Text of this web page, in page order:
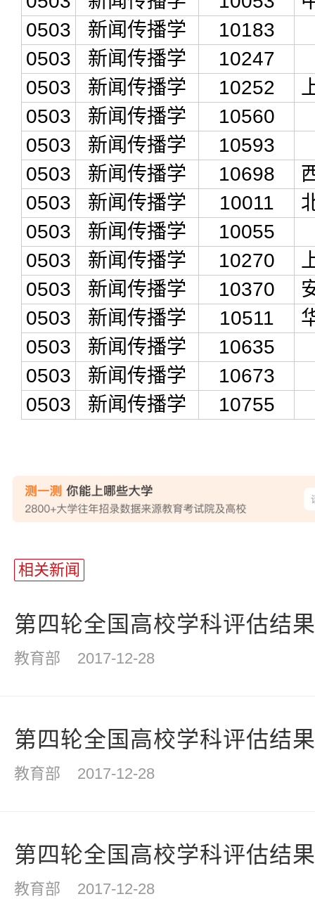
0503
新闻传播学
10183
0503
新闻传播学
10247
0503
新闻传播学 10252
0503
新闻传播学
10560
0503
新闻传播学
10593
0503
新闻传播学 10698
0503
新闻传播学 10011
0503
新闻传播学
10055
0503
新闻传播学 10270
0503
新闻传播学 10370
0503
新闻传播学 10511
0503
新闻传播学
10635
0503
新闻传播学
10673
0503
新闻传播学 10755
相关新闻
第四轮全国高校学科评估结
教育部 2017-12-28
第四轮全国高校学科评估结
教育部 2017-12-28
第四轮全国高校学科评估结
教育部 2017-12-28